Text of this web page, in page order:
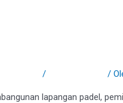
/ /
lapangan padel,